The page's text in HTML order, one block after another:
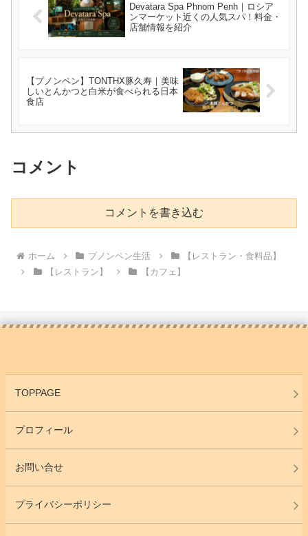
Devatara Spa Phnom Penh｜ロシア
ンマーケット近くの人気スパ！料金・
店舗情報を紹介
【プノンペン】TONTHX豚久寿｜美味
しいとんかつと白米が食べられる日本
食店
コメント
コメントを書き込む
ホーム プノンペン生活
【レストラン・食料品】
【レストラン】
【カフェ】
TOPPAGE
プロフィール
お問い合せ
プライバシーポリシー